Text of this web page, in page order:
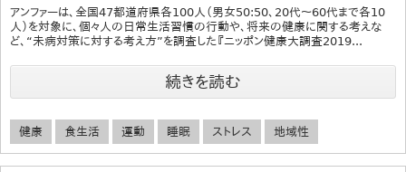
アンファーは、全国47都道府県各100人（男女50:50、20代～60代まで各10
人）を対象に、個々人の日常生活習慣の行動や、将来の健康に関する考えな
ど、“未病対策に対する考え方”を調査した『ニッポン健康大調査2019...
続きを読む
健康 食生活 運動 睡眠 ストレス 地域性